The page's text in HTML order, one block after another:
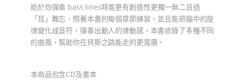
助於你彈奏 bass lines時能更有創造性更獨一無二且過
「耳」難忘，照著本書的每個章節練習，並且能把腦中的旋
律變化成音符，彈奏出動人的律動感，本書收錄了多種不同
的曲風，幫助你在貝斯之路能走的更寬廣。
本商品包含CD及書本